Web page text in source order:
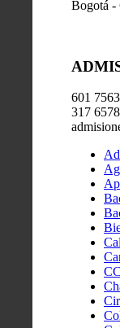
Bogotá -
601
317